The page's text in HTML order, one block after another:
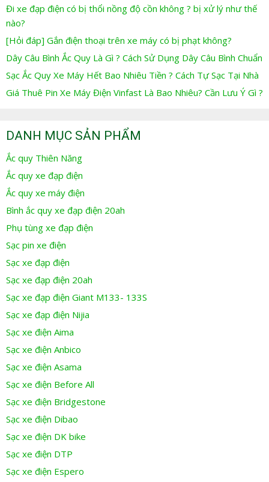
Đi xe đạp điện có bị thổi nồng độ cồn không ? bị xử lý như thế
nào?
[Hỏi đáp] Gắn điện thoại trên xe máy có bị phạt không?
Dây Câu Bình Ắc Quy Là Gì ? Cách Sử Dụng Dây Câu Bình Chuẩn
Sạc Ắc Quy Xe Máy Hết Bao Nhiêu Tiền ? Cách Tự Sạc Tại Nhà
Giá Thuê Pin Xe Máy Điện Vinfast Là Bao Nhiêu? Cần Lưu Ý Gì ?
DANH MỤC SẢN PHẨM
Ắc quy Thiên Năng
Ắc quy xe đạp điện
Ắc quy xe máy điện
Bình ắc quy xe đạp điện 20ah
Phụ tùng xe đạp điện
Sạc pin xe điện
Sạc xe đạp điện
Sạc xe đạp điện 20ah
Sạc xe đạp điện Giant M133- 133S
Sạc xe đạp điện Nijia
Sạc xe điện Aima
Sạc xe điện Anbico
Sạc xe điện Asama
Sạc xe điện Before All
Sạc xe điện Bridgestone
Sạc xe điện Dibao
Sạc xe điện DK bike
Sạc xe điện DTP
Sạc xe điện Espero